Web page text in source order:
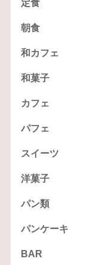
定食
朝食
和カフェ
和菓子
カフェ
パフェ
スイーツ
洋菓子
パン類
パンケーキ
BAR